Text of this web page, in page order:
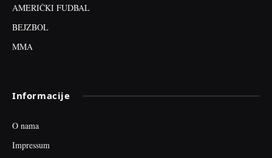
AMERIČKI FUDBAL
BEJZBOL
MMA
Informacije
O nama
Impressum